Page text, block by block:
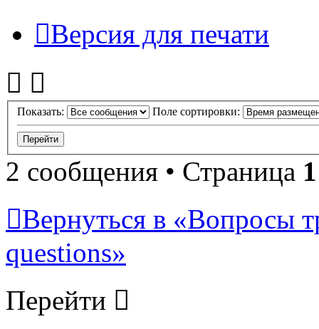
Версия для печати
Показать: Поле сортировки:
2 сообщения • Страница 1
Вернуться в «Вопросы
questions»
Перейти